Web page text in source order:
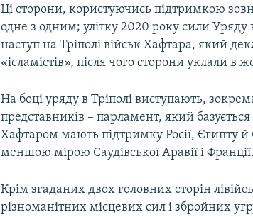
Ці сторони, користуючись підтримкою
одне з одним; улітку 2020 року сили Уряду
наступ на Тріполі військ Хафтара, який
«ісламістів», після чого сторони уклали в
На боці уряду в Тріполі виступають,
представників – парламент, який базується
Хафтаром мають підтримку Росії, Єгипту й
меншою мірою Саудівської Аравії і Франції.
Крім згаданих двох головних сторін
різноманітних місцевих сил і збройних